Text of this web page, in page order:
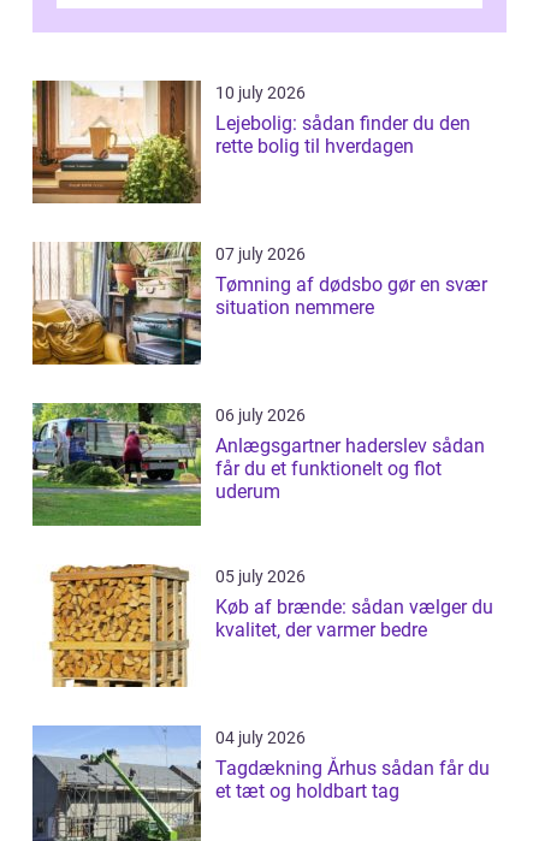
10 july 2026
Lejebolig: sådan finder du den
rette bolig til hverdagen
07 july 2026
Tømning af dødsbo gør en svær
situation nemmere
06 july 2026
Anlægsgartner haderslev sådan
får du et funktionelt og flot
uderum
05 july 2026
Køb af brænde: sådan vælger du
kvalitet, der varmer bedre
04 july 2026
Tagdækning Århus sådan får du
et tæt og holdbart tag